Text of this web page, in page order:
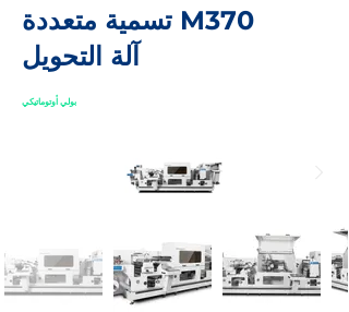
تسمية متعددة M370
آلة التحويل
بولي أوتوماتيكي